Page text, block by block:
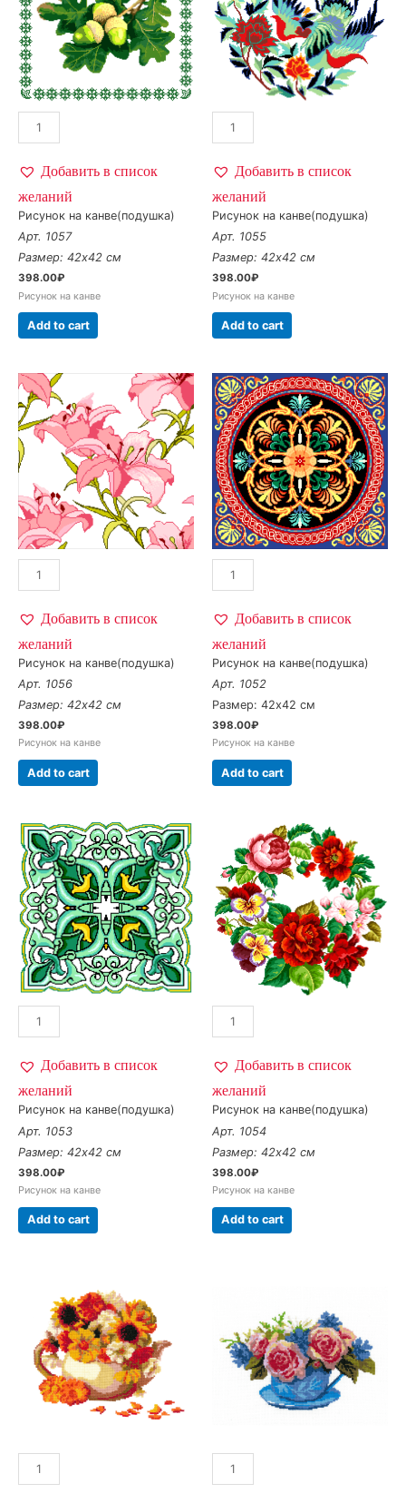
Добавить в список
желаний
Рисунок на канве(подушка)
Арт. 1057
Размер: 42х42 см
398.00₽
Рисунок на канве
Add to cart
Добавить в список
желаний
Рисунок на канве(подушка)
Арт. 1055
Размер: 42х42 см
398.00₽
Рисунок на канве
Add to cart
Добавить в список
желаний
Рисунок на канве(подушка)
Арт. 1056
Размер: 42х42 см
398.00₽
Рисунок на канве
Add to cart
Добавить в список
желаний
Рисунок на канве(подушка)
Арт. 1052
Размер: 42х42 см
398.00₽
Рисунок на канве
Add to cart
Добавить в список
желаний
Рисунок на канве(подушка)
Арт. 1053
Размер: 42х42 см
398.00₽
Рисунок на канве
Add to cart
Добавить в список
желаний
Рисунок на канве(подушка)
Арт. 1054
Размер: 42х42 см
398.00₽
Рисунок на канве
Add to cart